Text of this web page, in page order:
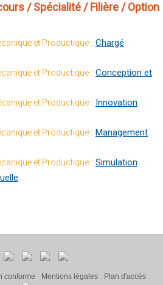
/ Spécialité / Filière / Option
et Productique : Chargé
et Productique : Conception et
et Productique : Innovation
et Productique : Management
et Productique : Simulation
conforme Mentions légales Plan d'accès